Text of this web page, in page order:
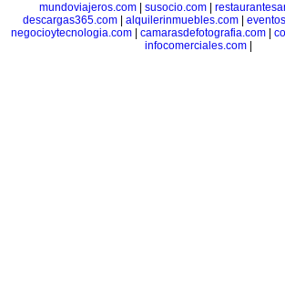
mundoviajeros.com| susocio.com|
descargas365.com| alquilerinmuebles.com|
negocioytecnologia.com
camarasdefotografia.com
infocomerciales.com